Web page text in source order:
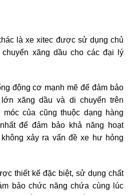
là xe xitec được sử dụng chủ
xăng dầu cho các đại lý
động cơ mạnh mẽ để đảm bảo
xăng dầu và di chuyển trên
của cũng thuộc dạng hàng
để đảm bảo khả năng hoạt
xảy ra vấn đề xe hư hỏng
thiết kế đặc biệt, sử dụng chất
bảo chức năng chứa cùng lúc